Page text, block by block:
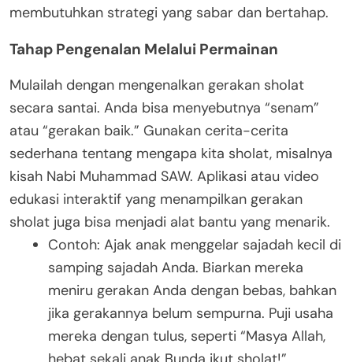
membutuhkan strategi yang sabar dan bertahap.
Tahap Pengenalan Melalui Permainan
Mulailah dengan mengenalkan gerakan sholat
secara santai. Anda bisa menyebutnya “senam”
atau “gerakan baik.” Gunakan cerita-cerita
sederhana tentang mengapa kita sholat, misalnya
kisah Nabi Muhammad SAW. Aplikasi atau video
edukasi interaktif yang menampilkan gerakan
sholat juga bisa menjadi alat bantu yang menarik.
Contoh: Ajak anak menggelar sajadah kecil di
samping sajadah Anda. Biarkan mereka
meniru gerakan Anda dengan bebas, bahkan
jika gerakannya belum sempurna. Puji usaha
mereka dengan tulus, seperti “Masya Allah,